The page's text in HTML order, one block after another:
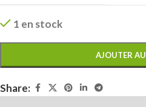
1 en stock
AJOUTER
Share: